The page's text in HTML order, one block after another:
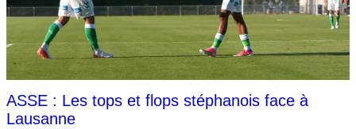
ASSE : Les tops et flops stéphanois face à
Lausanne